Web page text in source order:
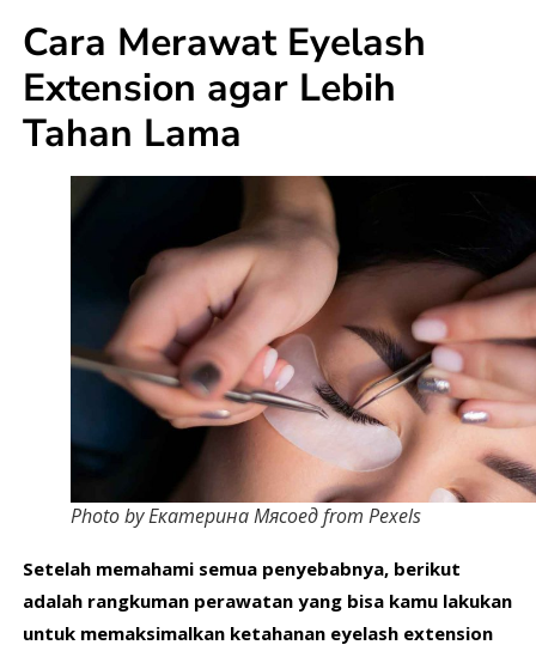
Cara Merawat Eyelash
Extension agar Lebih
Tahan Lama
Photo by Екатерина Мясоед from Pexels
Setelah memahami semua penyebabnya, berikut
adalah rangkuman perawatan yang bisa kamu lakukan
untuk memaksimalkan ketahanan eyelash extension